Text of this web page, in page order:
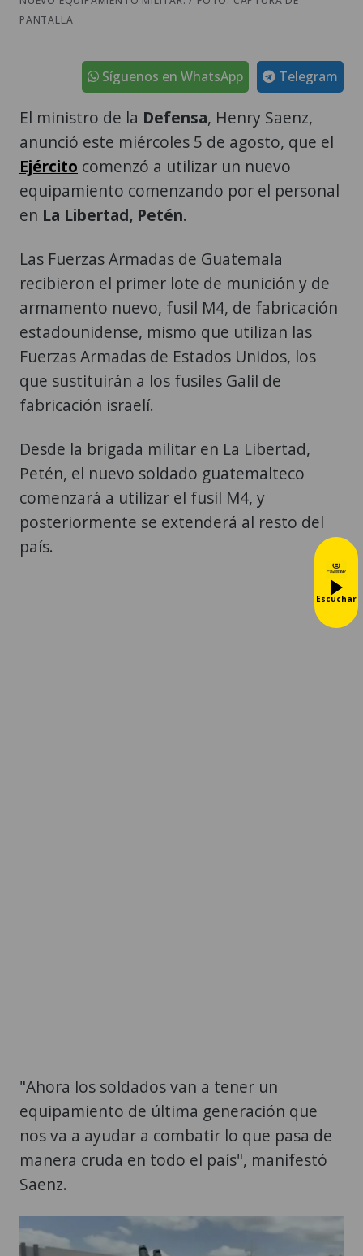
PANTALLA
Telegram
Síguenos en WhatsApp
El ministro de la Defensa, Henry Saenz,
anunció este miércoles 5 de agosto, que el
Ejército comenzó a utilizar un nuevo
equipamiento comenzando por el personal
en La Libertad, Petén.
Las Fuerzas Armadas de Guatemala
recibieron el primer lote de munición y de
armamento nuevo, fusil M4, de fabricación
estadounidense, mismo que utilizan las
Fuerzas Armadas de Estados Unidos, los
que sustituirán a los fusiles Galil de
fabricación israelí.
Desde la brigada militar en La Libertad,
Petén, el nuevo soldado guatemalteco
comenzará a utilizar el fusil M4, y
posteriormente se extenderá al resto del
país.
"Ahora los soldados van a tener un
equipamiento de última generación que
nos va a ayudar a combatir lo que pasa de
manera cruda en todo el país", manifestó
Saenz.
Escuchar